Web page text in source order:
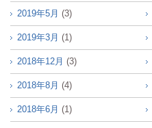
2019年5月 (3)
2019年3月 (1)
2018年12月 (3)
2018年8月 (4)
2018年6月 (1)